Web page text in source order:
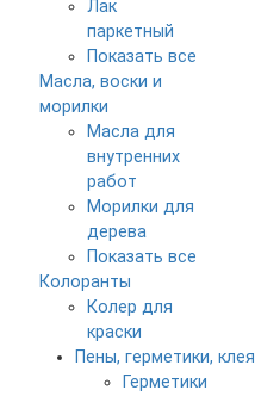
Лак
паркетный
Показать все
Масла, воски и
морилки
Масла для
внутренних
работ
Морилки для
дерева
Показать все
Колоранты
Колер для
краски
Пены, герметики, клея
Герметики